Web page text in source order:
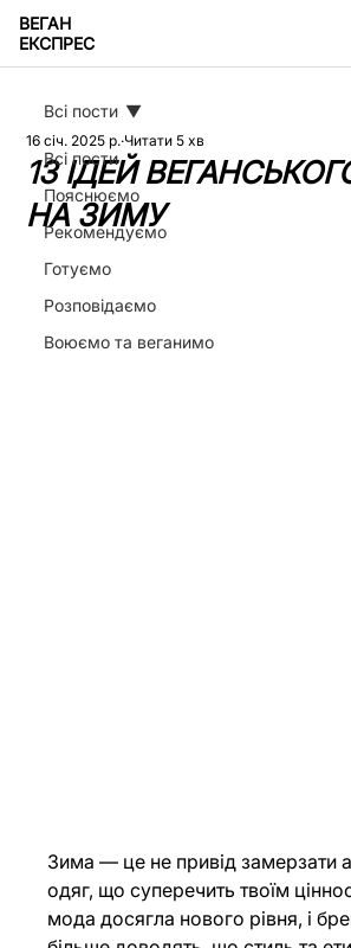
ВЕГАН
ЕКСПРЕС
Всі пости
Пояснюємо
Рекомендуємо
Готуємо
Розповідаємо
Воюємо та веганимо
Всі пости
13 ІДЕЙ
НА ЗИМУ
16 січ. 2025 р. Читати 5 хв
Зима — це не привід замерзати
одяг, що суперечить твоїм
мода досягла нового рівня, і